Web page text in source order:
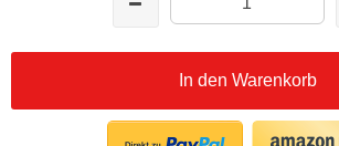
In den Warenkorb